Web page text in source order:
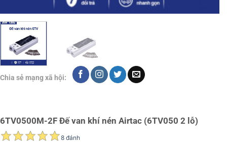
Chia sẻ mạng xã hội:
6TV0500M-2F Đế van khí nén Airtac (6TV050 2 lỗ)
8 đánh